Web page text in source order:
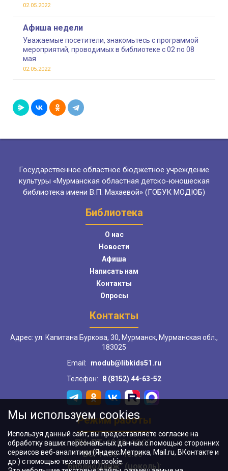
02.05.2022
Афиша недели
Уважаемые посетители, знакомьтесь с программой
мероприятий, проводимых в библиотеке с 02 по 08
мая
02.05.2022
Государственное областное бюджетное учреждение
культуры «Мурманская областная детско-юношеская
библиотека имени В.П. Махаевой» (ГОБУК МОДЮБ)
Библиотека
О нас
Новости
Афиша
Написать нам
Контакты
Опросы
Контакты
Адрес: ул. Капитана Буркова, 30, Мурманск, Мурманская обл.,
183025
Email:
modub@libkids51.ru
Телефон:
8 (8152) 44-63-52
Режим работы
ПН–ПТ:10:00–18:00
ВС:11:00–18:00
"БиблиоДвиж" (цоколь):
Мы используем cookies
Используя данный сайт, вы предоставляете согласие на
обработку ваших персональных данных с помощью сторонних
сервисов веб-аналитики (Яндекс.Метрика, Mail.ru, ВКонтакте и
др.) с помощью технологии cookie.